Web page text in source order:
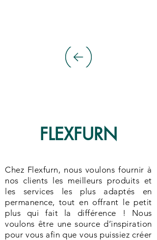
FLEXFURN
Chez Flexfurn, nous voulons fournir à
nos clients les meilleurs produits et
les services les plus adaptés en
permanence, tout en offrant le petit
plus qui fait la différence ! Nous
voulons être une source d’inspiration
pour vous afin que vous puissiez créer